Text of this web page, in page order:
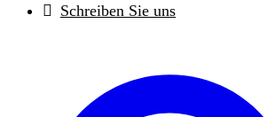
Schreiben Sie uns